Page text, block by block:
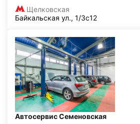
Щелковская
Байкальская ул., 1/3с12
Автосервис Семеновская